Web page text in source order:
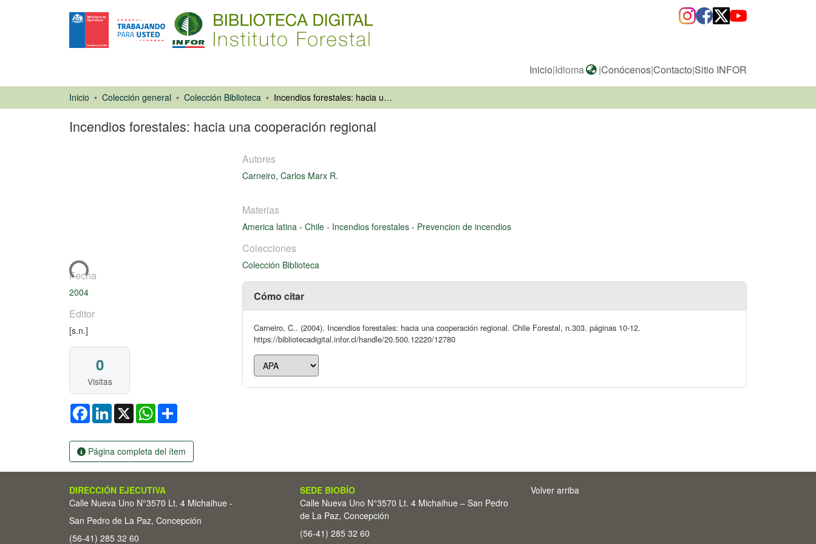
Inicio|Idioma |Conócenos|Contacto|Sitio INFOR
Inicio Colección general Colección Biblioteca Incendios forestales: hacia una cooperación regional
Incendios forestales: hacia una cooperación regional
Cargando...
Fecha
2004
Editor
[s.n.]
0
Visitas
FacebookLinkedIn
X WhatsApp
Página completa del ítem
Autores
Carneiro, Carlos Marx R.
Materias
America latina - Chile - Incendios forestales - Prevencion de incendios
Colecciones
Colección Biblioteca
Cómo citar
Carneiro, C.. (2004). Incendios forestales: hacia una cooperación regional. Chile Forestal, n.303. páginas 10-12.
https://bibliotecadigital.infor.cl/handle/20.500.12220/12780
DIRECCIÓN EJECUTIVA
Calle Nueva Uno N°3570 Lt. 4 Michaihue -
San Pedro de La Paz, Concepción
(56-41) 285 32 60
SEDE BIOBÍO
Calle Nueva Uno N°3570 Lt. 4 Michaihue – San Pedro
de La Paz, Concepción
(56-41) 285 32 60
Volver arriba